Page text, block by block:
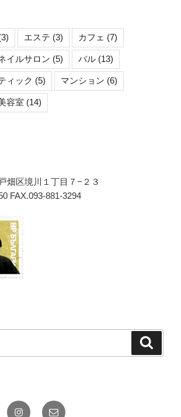
エステ (3) カフェ (7)
イルサロン (5) バル (13)
ィック (5) マンション (6)
容室 (14)
畑区境川１丁目７−２３
FAX.093-881-3294
Instagramメ